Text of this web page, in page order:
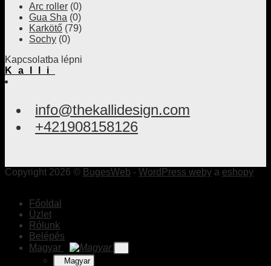
Arc roller (0)
Gua Sha (0)
Karkötő (79)
Sochy (0)
Kapcsolatba lépni
Kalli
info@thekallidesign.com
+421908158126
Copyright 2026 © BugesWeb - WordPress weby a eshopy
Főoldal
Üzlet
Rólunk
Belépés
Magyar
Magyar